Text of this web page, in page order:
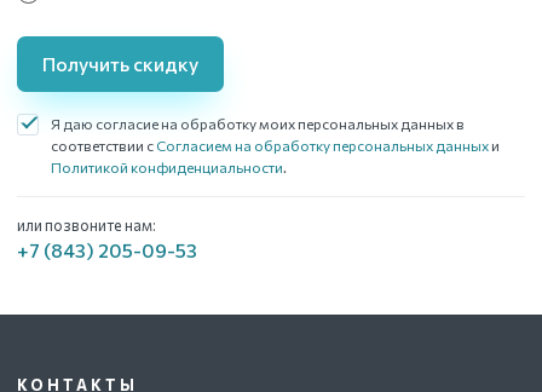
Получить скидку
Я даю согласие на обработку моих персональных данных в
соответствии с Согласием на обработку персональных данных и
Политикой конфиденциальности.
или позвоните нам:
+7 (843) 205-09-53
КОНТАКТЫ